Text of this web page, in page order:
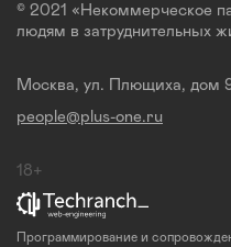
© 2021 «Некоммерческое
людям в затруднительных
Москва, ул. Плющиха, дом
people@plus-one.ru
18+
Программирование и